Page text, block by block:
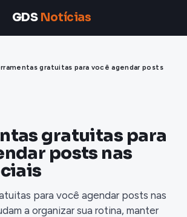
GDS Notícias
gratuitas para você agendar posts
gratuitas para
posts nas
para você agendar posts nas
a organizar sua rotina, manter